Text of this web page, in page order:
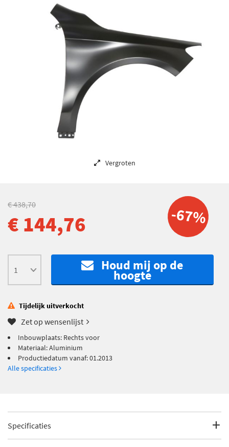
Vergroten
-67%
€ 438,70
€ 144,76
Houd mij op de
hoogte
Tijdelijk uitverkocht
Zet op wensenlijst
Inbouwplaats: Rechts voor
Materiaal: Aluminium
Productiedatum vanaf: 01.2013
Alle specificaties
Specificaties